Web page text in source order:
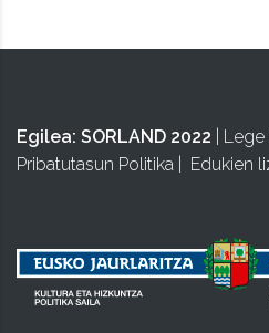
Egilea: SORLAND 2022 Lege
Pribatutasun Politika
Edukien